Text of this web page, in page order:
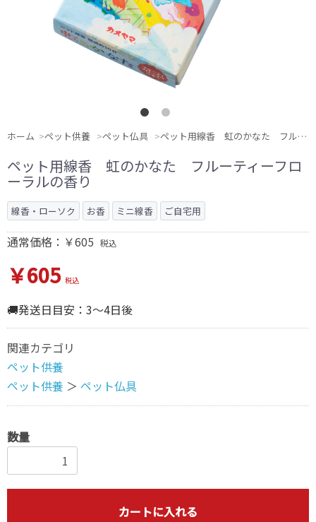
ホーム ペット供養 ペット仏具 ペット用線香 虹のかなた フルーティーフローラルの香り
ペット用線香 虹のかなた フルーティーフロ
ーラルの香り
線香・ローソク お香 ミニ線香 ご自宅用
通常価格：￥605 税込
￥605 税込
🚚発送日目安：3～4日後
関連カテゴリ
ペット供養
ペット供養 ＞ ペット仏具
数量
カートに入れる